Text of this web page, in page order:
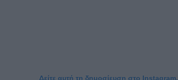
Δείτε αυτή τη δημοσίευση στο Instagram.